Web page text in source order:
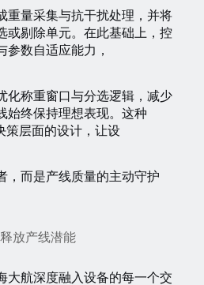
重量采集与抗干扰处理，并将
或剔除单元。在此基础上，控
参数自适应能力，
化称重窗口与分选逻辑，减少
始终保持理想表现。这种
策层面的设计，让设
，而是产线质量的主动守护
放产线潜能
大航深度融入设备的每一个交